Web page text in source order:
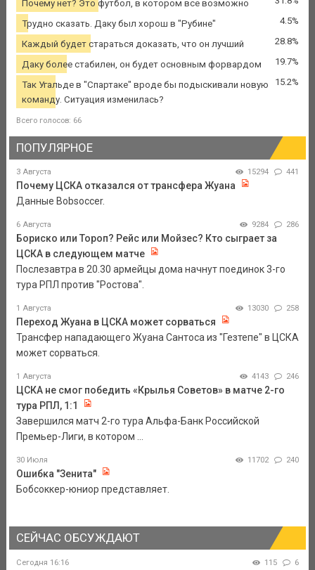
Почему нет? Это футбол, в котором все возможно
Трудно сказать. Даку был хорош в "Рубине" 4.5%
Каждый будет стараться доказать, что он лучший 28.8%
Даку более стабилен, он будет основным форвардом 19.7%
Так Угальде в "Спартаке" вроде бы подыскивали новую
команду. Ситуация изменилась?
15.2%
Всего голосов: 66
ПОПУЛЯРНОЕ
3 Августа 15294 441
Почему ЦСКА отказался от трансфера Жуана
Данные Bobsoccer.
6 Августа 9284 286
Бориско или Тороп? Рейс или Мойзес? Кто сыграет за
ЦСКА в следующем матче
Послезавтра в 20.30 армейцы дома начнут поединок 3-го
тура РПЛ против "Ростова".
1 Августа 13030 258
Переход Жуана в ЦСКА может сорваться
Трансфер нападающего Жуана Сантоса из "Гезтепе" в ЦСКА
может сорваться.
1 Августа 4143 246
ЦСКА не смог победить «Крылья Советов» в матче 2-го
тура РПЛ, 1:1
Завершился матч 2-го тура Альфа-Банк Российской
Премьер-Лиги, в котором ...
30 Июля 11702 240
Ошибка "Зенита"
Бобсоккер-юниор представляет.
СЕЙЧАС ОБСУЖДАЮТ
Сегодня 16:16 115 6